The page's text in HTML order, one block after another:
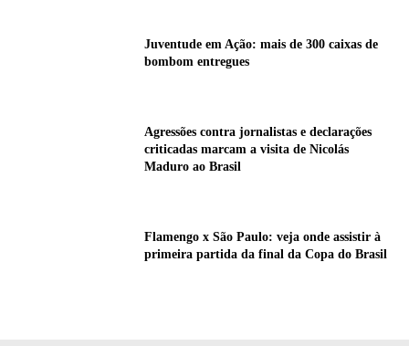
Juventude em Ação: mais de 300 caixas de
bombom entregues
Agressões contra jornalistas e declarações
criticadas marcam a visita de Nicolás
Maduro ao Brasil
Flamengo x São Paulo: veja onde assistir à
primeira partida da final da Copa do Brasil